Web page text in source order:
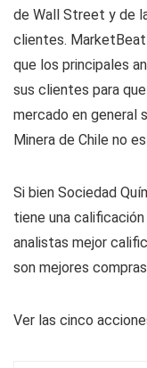
de Wall Street y de
clientes.
que los principales
sus clientes para
mercado en general
Minera de Chile no
Si bien Sociedad
tiene una
analistas mejor
son mejores
Ver las cinco